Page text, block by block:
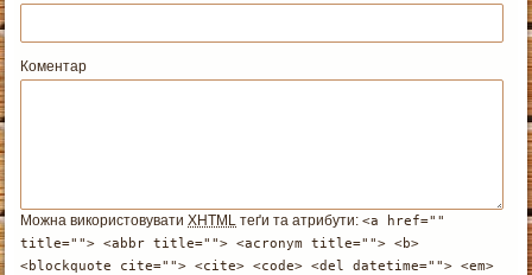
Коментар
Можна використовуватиXHTML теґи та атрибути:<a href=""
title=""> <abbr title=""> <acronym title=""> <b>
<blockquote cite=""> <cite> <code> <del datetime=""> <em>